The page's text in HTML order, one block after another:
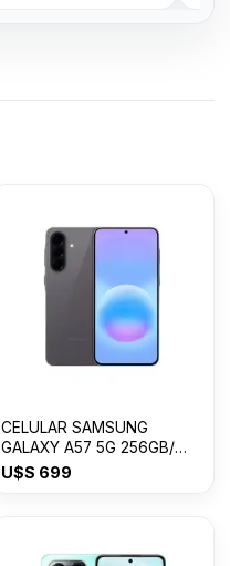
CELULAR SAMSUNG
GALAXY A57 5G 256GB/
8GB RAM
U$S 699